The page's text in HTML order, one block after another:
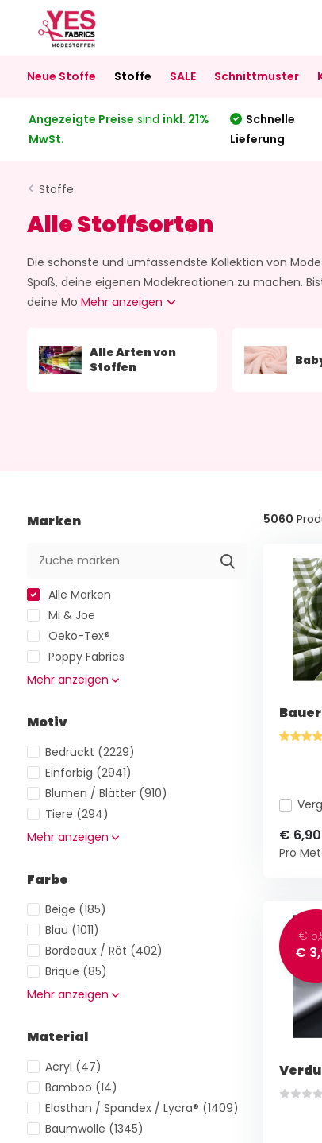
Neue Stoffe Stoffe SALE Schnittmuster
Angezeigte Preise sind inkl. 21%
MwSt.
Schnelle
Lieferung
Stoffe
Alle Stoffsorten
Die schönste und umfassendste Kollektion von
Spaß, deine eigenen Modekreationen zu machen.
deine Mo Mehr anzeigen
Alle Arten von
Stoffen
Marken
Alle Marken
Mi & Joe
Oeko-Tex®
Poppy Fabrics
Mehr anzeigen
Motiv
Bedruckt (2229)
Einfarbig (2941)
Blumen / Blätter (910)
Tiere (294)
Mehr anzeigen
Farbe
Beige (185)
Blau (1011)
Bordeaux / Röt (402)
Brique (85)
Mehr anzeigen
Material
Acryl (47)
Bamboo (14)
Elasthan / Spandex / Lycra® (1409)
Baumwolle (1345)
5060
€ 6,90
Pro
€
€